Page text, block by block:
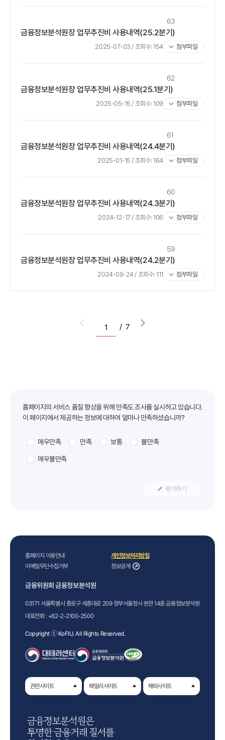
63
금융정보분석원장 업무추진비 사용내역(25.2분기)
2025-07-03 / 조회수:154 첨부파일
62
금융정보분석원장 업무추진비 사용내역(25.1분기)
2025-05-15 / 조회수:109 첨부파일
61
금융정보분석원장 업무추진비 사용내역(24.4분기)
2025-01-15 / 조회수:164 첨부파일
60
​금융정보분석원장 업무추진비 사용내역(24.3분기)
2024-12-17/ 조회수:106 첨부파일
59
금융정보분석원장 업무추진비 사용내역(24.2분기)
2024-09-24/ 조회수:111 첨부파일
이전 목록으로 이동
/ 7
다음 목록으로 이동
홈페이지의 서비스 품질 향상을 위해 만족도 조사를 실시하고 있습니다.
이 페이지에서 제공하는 정보에 대하여 얼마나 만족하셨습니까?
매우만족 만족 보통 불만족
매우불만족
평가하기
홈페이지 이용안내
개인정보처리방침
이메일무단수집거부
정보공개
금융위원회 금융정보분석원
03171 서울특별시 종로구 세종대로 209 정부서울청사 본관 14층 금융정보분석원
대표전화 : +82-2-2100-2500
Copyright ⓒ KoFIU. All Rights Reserved.
관련사이트 패밀리사이트 해외사이트